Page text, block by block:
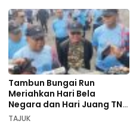
Tambun Bungai Run
Meriahkan Hari Bela
Negara dan Hari Juang TNI
AD di Palangka Raya
TAJUK